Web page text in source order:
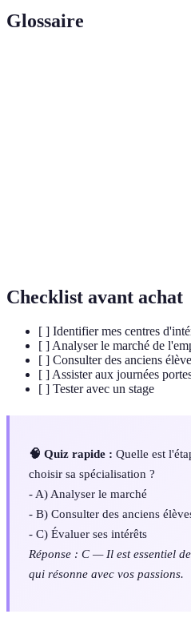
Glossaire
Checklist avant achat
[ ] Identifier mes centres
[ ] Analyser le marché de
[ ] Consulter des anciens
[ ] Assister aux journées
[ ] Tester avec un stage
🧠 Quiz rapide : Quelle est
choisir sa spécialisation ?
- A) Analyser le marché
- B) Consulter des anciens
- C) Évaluer ses intérêts
Réponse : C — Il est essentiel
qui résonne avec vos passions.